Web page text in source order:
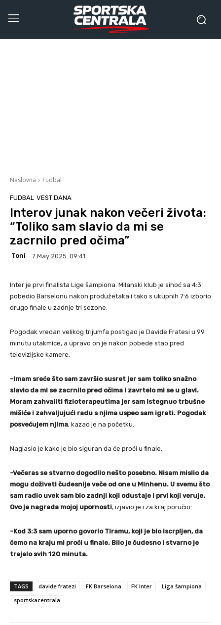
Naslovna Fudbal
FUDBAL VEST DANA
Interov junak nakon večeri života:
“Toliko sam slavio da mi se
zacrnilo pred očima”
Toni 7 May 2025. 09:41
Inter je prvi finalista Lige šampiona. Milanski klub je sinoć sa 4:3
pobedio Barselonu nakon produžetaka i tako s ukupnih 7:6 izborio
drugo finale u zadnje tri sezone.
Pogodak vredan velikog trijumfa postigao je Davide Fratesi u 99.
minutu utakmice, a upravo on je nakon pobede stao pred
televizijske kamere.
-Imam sreće što sam završio susret jer sam toliko snažno
slavio da mi se zacrnilo pred očima i zavrtelo mi se u glavi.
Moram zahvaliti fizioterapeutima jer sam istegnuo trbušne
mišiće i zahvaljujući radu s njima uspeo sam igrati. Pogodak
posvećujem njima, kazao je na početku.
Naglasio je kako je bio siguran da će proći u finale.
-Večeras se stvarno dogodilo nešto posebno. Nisam mislio da
mogu doživeti čudesnije veče od one u Minhenu. U svemu što
sam radio uvek sam bio zadnji koji odustaje i prvi koji veruje.
Ovo je nagrada mojoj upornosti, izjavio je i za kraj poručio:
-Kod 3:3 sam uporno govorio Tiramu, koji je bio iscrpljen, da
ćemo na kraju mi proći u finale. Bilo je čudesno i stvarno je
trajalo svih 120 minuta.
TAGS davide fratezi FK Barselona FK Inter
Liga šampiona
sportskacentrala